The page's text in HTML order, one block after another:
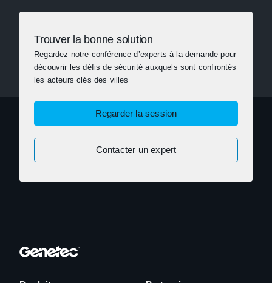
Trouver la bonne solution
Regardez notre conférence d’experts à la demande pour
découvrir les défis de sécurité auxquels sont confrontés
les acteurs clés des villes
Regarder la session
Contacter un expert